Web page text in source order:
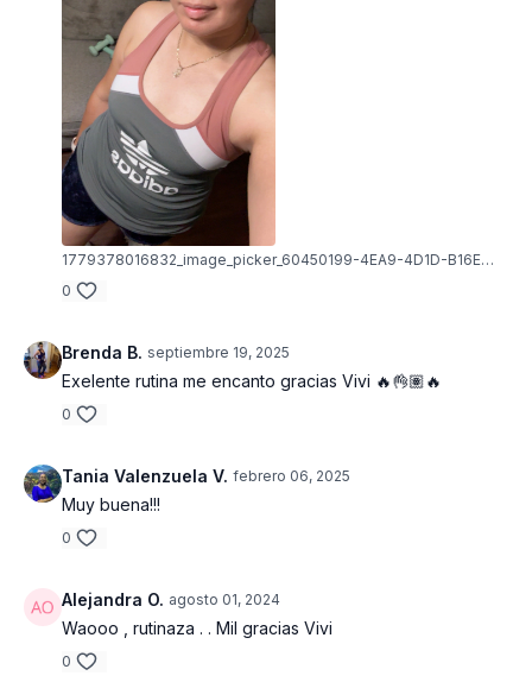
1779378016832_image_picker_60450199-4EA9-4D1D-B16E-00AB9D9DDDB5-5758-000000BB37C15987.1779378016.jpg
0
Brenda B. septiembre 19, 2025
Exelente rutina me encanto gracias Vivi 🔥👌🏽🔥
0
Tania Valenzuela V. febrero 06, 2025
Muy buena!!!
0
Alejandra O. agosto 01, 2024
Waooo , rutinaza . . Mil gracias Vivi
0